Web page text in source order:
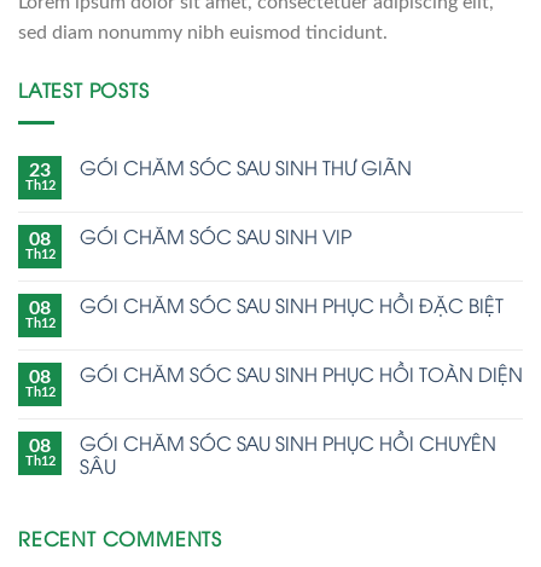
sed diam nonummy nibh euismod tincidunt.
LATEST POSTS
23
Th12
GÓI CHĂM SÓC SAU SINH THƯ GIÃN
08
Th12
GÓI CHĂM SÓC SAU SINH VIP
08
Th12
GÓI CHĂM SÓC SAU SINH PHỤC HỒI ĐẶC BIỆT
08
Th12
GÓI CHĂM SÓC SAU SINH PHỤC HỒI TOÀN DIỆN
08
Th12
GÓI CHĂM SÓC SAU SINH PHỤC HỒI CHUYÊN
SÂU
RECENT COMMENTS